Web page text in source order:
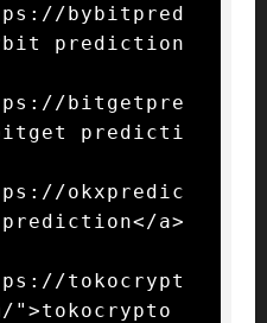
bybitpred
prediction
bitgetpre
predicti
okxpredic
a>
tokocrypt
">tokocrypto